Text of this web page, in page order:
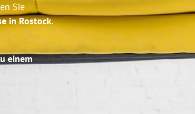
Sie
in Rostock.
einem